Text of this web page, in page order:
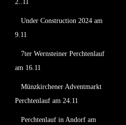
2..11
Under Construction 2024 am
9.11
7ter Wernsteiner Perchtenlauf
am 16.11
Münzkirchener Adventmarkt
Perchtenlauf am 24.11
Perchtenlauf in Andorf am